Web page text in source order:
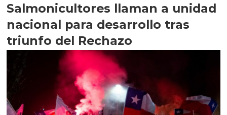
Salmonicultores llaman a unidad
nacional para desarrollo tras
triunfo del Rechazo